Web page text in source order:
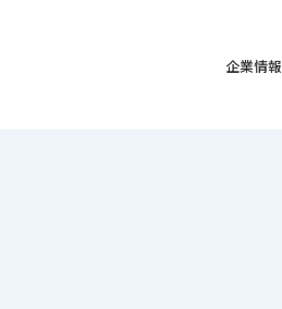
企業情報